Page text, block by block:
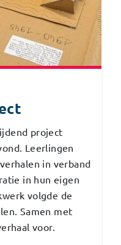
project
Leerlingen
in verband
in hun eigen
volgde de
Samen met
voor.